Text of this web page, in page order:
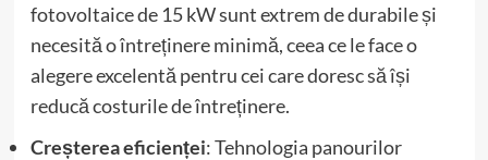
fotovoltaice de 15 kW sunt extrem de durabile și
necesită o întreținere minimă, ceea ce le face o
alegere excelentă pentru cei care doresc să își
reducă costurile de întreținere.
Creșterea eficienței: Tehnologia panourilor